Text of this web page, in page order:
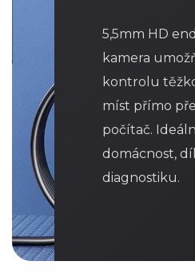
5,5mm HD
kamera
kontrolu
míst přímo
počítač.
domácnost,
diagnostiku.